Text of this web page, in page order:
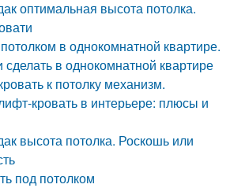
оптимальная высота потолка.
в однокомнатной квартире.
в однокомнатной квартире
к потолку механизм.
кровать в интерьере: плюсы и
высота потолка. Роскошь или
под потолком